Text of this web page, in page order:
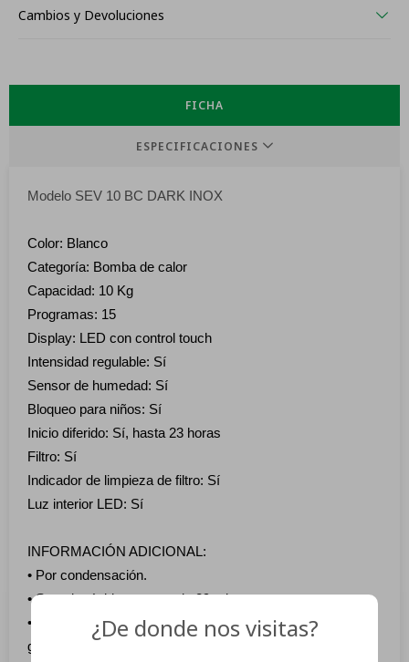
Cambios y Devoluciones
FICHA
ESPECIFICACIONES
Modelo SEV 10 BC DARK INOX
Color: Blanco
Categoría: Bomba de calor
Capacidad: 10 Kg
Programas: 15
Display: LED con control touch
Intensidad regulable: Sí
Sensor de humedad: Sí
Bloqueo para niños: Sí
Inicio diferido: Sí, hasta 23 horas
Filtro: Sí
Indicador de limpieza de filtro: Sí
Luz interior LED: Sí
INFORMACIÓN ADICIONAL:
• Por condensación.
• Secado rápido express de 29 minutos.
• Opción antiarrugas: al finalizar el secado el tanque realiza
giros en distintos sentidos en un intervalo de tiempo para
¿De donde nos visitas?